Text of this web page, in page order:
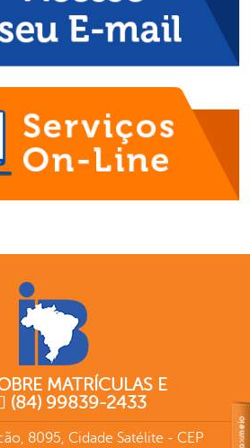
MATRÍCULAS E
(84) 99839-2433
8095, Cidade Satélite - CEP